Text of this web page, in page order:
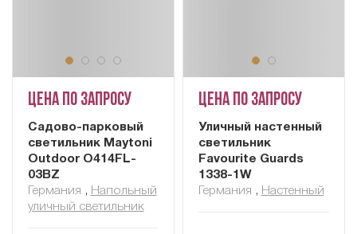
Цена по запросу
Садово-парковый
светильник Maytoni
Outdoor O414FL-
03BZ
Германия , Напольный
уличный светильник
Цена по запросу
Уличный настенный
светильник
Favourite Guards
1338-1W
Германия , Настенный